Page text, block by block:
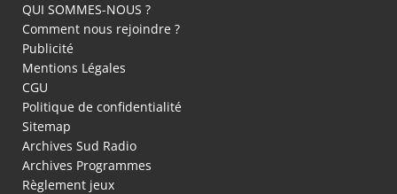
QUI SOMMES-NOUS ?
Comment nous rejoindre ?
Publicité
Mentions Légales
CGU
Politique de confidentialité
Sitemap
Archives Sud Radio
Archives Programmes
Règlement jeux